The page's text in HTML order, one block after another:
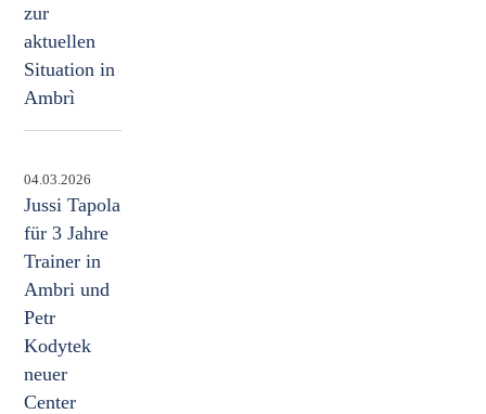
zur
aktuellen
Situation in
Ambrì
04.03.2026
Jussi Tapola
für 3 Jahre
Trainer in
Ambri und
Petr
Kodytek
neuer
Center